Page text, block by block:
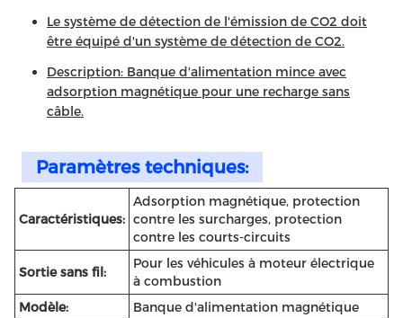
Le système de détection de l'émission de CO2 doit
être équipé d'un système de détection de CO2.
Description: Banque d'alimentation mince avec
adsorption magnétique pour une recharge sans
câble.
Paramètres techniques:
Caractéristiques:
Adsorption magnétique, protection
contre les surcharges, protection
contre les courts-circuits
Sortie sans fil:
Pour les véhicules à moteur électrique
à combustion
Modèle:
Banque d'alimentation magnétique